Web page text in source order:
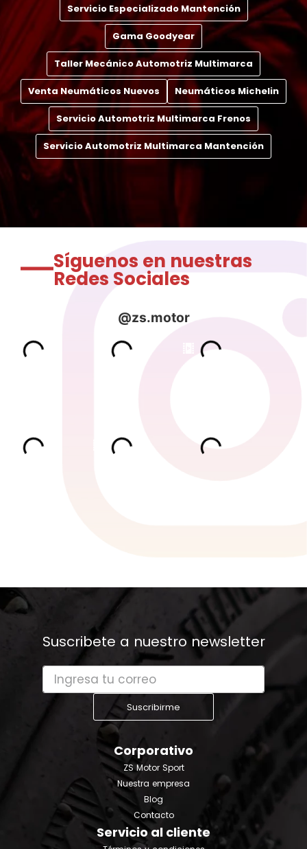
Servicio Especializado Mantención
Gama Goodyear
Taller Mecánico Automotriz Multimarca
Venta Neumáticos Nuevos Neumáticos Michelin
Servicio Automotriz Multimarca Frenos
Servicio Automotriz Multimarca Mantención
Síguenos en nuestras
Redes Sociales
Suscribete a nuestro newsletter
Suscribirme
Corporativo
ZS Motor Sport
Nuestra empresa
Blog
Contacto
Servicio al cliente